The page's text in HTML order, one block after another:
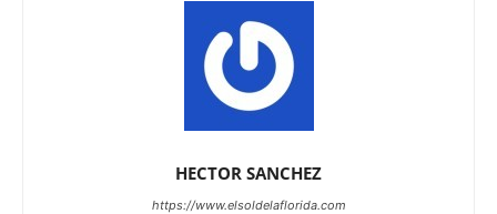
HECTOR SANCHEZ
https://www.elsoldelaflorida.com